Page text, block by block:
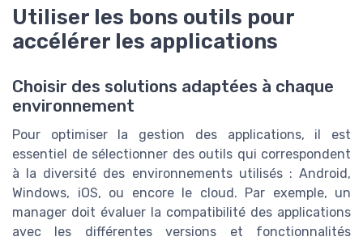
Utiliser les bons outils pour
accélérer les applications
Choisir des solutions adaptées à chaque
environnement
Pour optimiser la gestion des applications, il est
essentiel de sélectionner des outils qui correspondent
à la diversité des environnements utilisés : Android,
Windows, iOS, ou encore le cloud. Par exemple, un
manager doit évaluer la compatibilité des applications
avec les différentes versions et fonctionnalités